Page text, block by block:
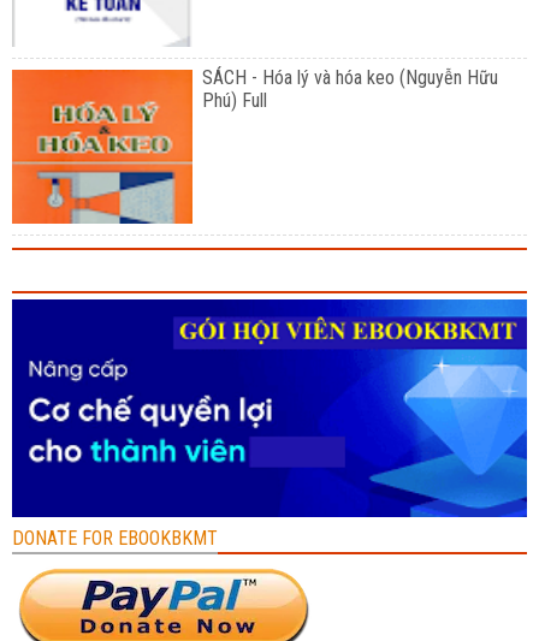
SÁCH - Hóa lý và hóa keo (Nguyễn Hữu
Phú) Full
DONATE FOR EBOOKBKMT